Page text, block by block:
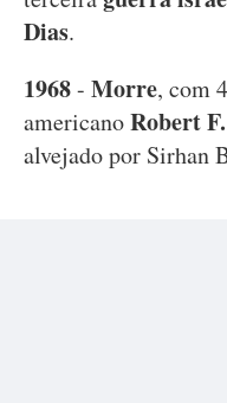
Dias.
1968- Morre, com
americanoRobert
alvejado por Sirhan